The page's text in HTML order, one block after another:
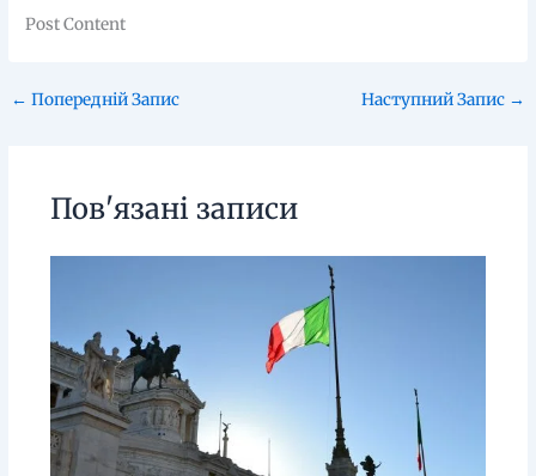
Post Content
← Попередній Запис Наступний Запис →
Пов'язані записи